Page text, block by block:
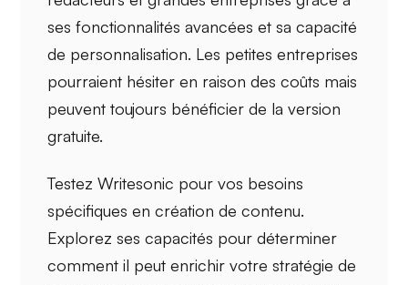
ses fonctionnalités avancées et sacapacité
de personnalisation. Les petites entreprises
pourraient hésiter en raison des coûts mais
peuvent toujours bénéficier de la version
gratuite.
Testez Writesonic pour vos besoins
spécifiques en création de contenu.
Explorez ses capacités pour déterminer
comment il peut enrichir votrestratégie de